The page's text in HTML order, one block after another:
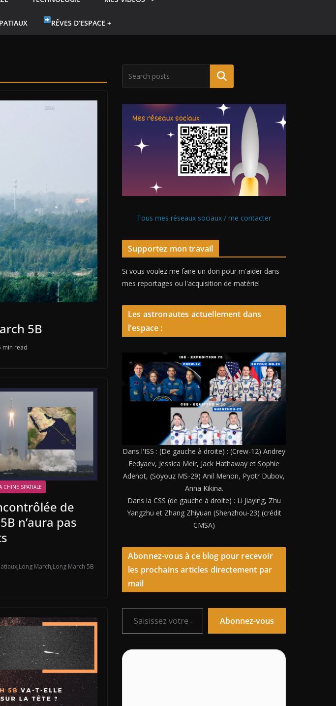
RÊVES D’ESPACE +
5B
min read
CHINE SPATIALE
de
n’aura pas
,Long March,Long March 5B
Tous mes réseaux sociaux / me contacter
Supportez mon travail
Si vous voulez me faire un don pour m'aider dans
mes reportages ou l'acquisition de matériel
Les astronautes actuellement dans
l'espace :
Dans l'ISS : (De gauche à droite) : (Crew-12) Andrey
Fedyaev, Jessica Meir, Jack Hathaway et Sophie
Adenot, (Soyouz MS-29) Anil Menon, Pyotr Dubov,
Anna Kikina.
Dans la CSS (de gauche à droite) : Li Jiaying, Zhu
Yangzhu et Zhang Zhiyuan (Shenzhou-23) (crédit
CMSA)
Abonnez-vous à ce blog pour recevoir
les prochains articles directement par
mail
Saisissez votre adresse e-mail…
Abonnez-vous